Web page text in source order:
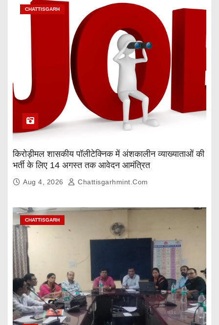
CHATTISGARH
किरोड़ीमल शासकीय पॉलीटेक्निक में अंशकालीन व्याख्याताओं की
भर्ती के लिए 14 अगस्त तक आवेदन आमंत्रित
Aug 4, 2026 Chattisgarhmint.com
CHATTISGARH